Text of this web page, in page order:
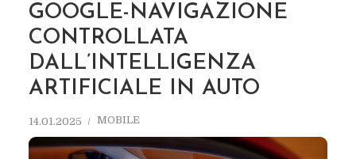
GOOGLE-NAVIGAZIONE
CONTROLLATA
DALL’INTELLIGENZA
ARTIFICIALE IN AUTO
14.01.2025 MOBILE